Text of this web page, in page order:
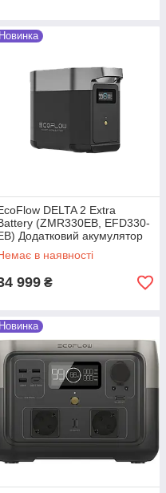
щодо
нашого
станцію:
в інтернет-
Smart»
телефон,
Signal.
Новинка
DELTA 2 Extra
(ZMR330EB, EFD330-
Додатковий акумулятор
зарядної станції
в наявності
999 ₴
Новинка